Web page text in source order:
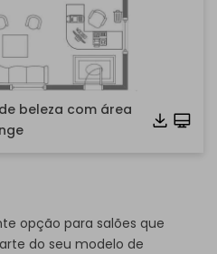
beleza com área
opção para salões que
do seu modelo de